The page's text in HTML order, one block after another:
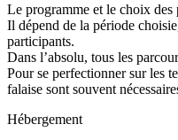
Le programme et le choix des
Il dépend de la période
participants.
Dans l’absolu, tous les
Pour se perfectionner sur les
falaise sont souvent
Hébergement